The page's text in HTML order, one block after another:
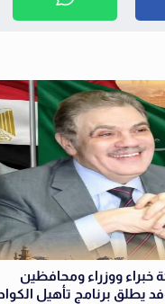
خبراء ووزراء ومحافظين
يطلق برنامج تأهيل